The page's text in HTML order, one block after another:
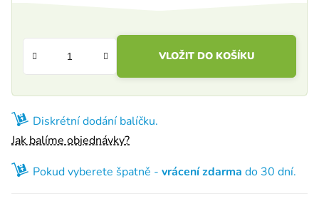
VLOŽIT DO KOŠÍKU
Diskrétní dodání balíčku.
Jak balíme objednávky?
Pokud vyberete špatně - vrácení zdarma do 30 dní.